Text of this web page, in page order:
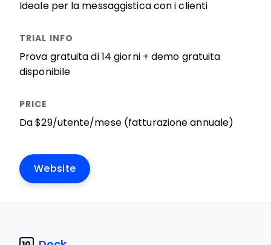
Ideale per la messaggistica con i clienti
Prova gratuita di 14 giorni + demo gratuita
disponibile
Da $29/utente/mese (fatturazione annuale)
Website